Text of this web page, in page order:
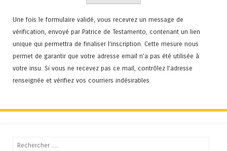
Une fois le formulaire validé, vous recevrez un message de
vérification, envoyé par Patrice de Testamento, contenant un lien
unique qui permettra de finaliser l'inscription. Cette mesure nous
permet de garantir que votre adresse email n’a pas été utilisée à
votre insu. Si vous ne recevez pas ce mail, contrôlez l’adresse
renseignée et vérifiez vos courriers indésirables.
Recherche